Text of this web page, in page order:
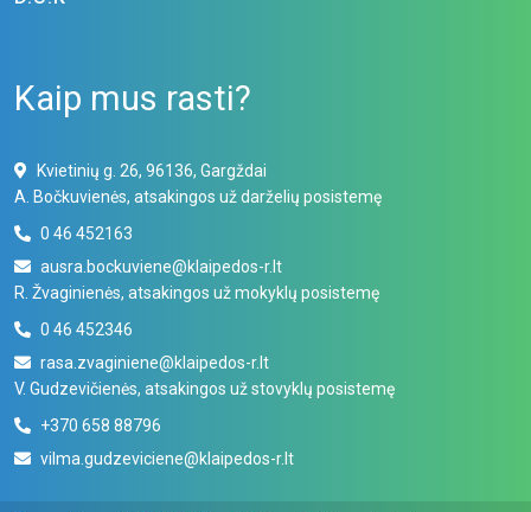
Kaip mus rasti?
Kvietinių g. 26, 96136, Gargždai
A. Bočkuvienės, atsakingos už darželių posistemę
0 46 452163
ausra.bockuviene@klaipedos-r.lt
R. Žvaginienės, atsakingos už mokyklų posistemę
0 46 452346
rasa.zvaginiene@klaipedos-r.lt
V. Gudzevičienės, atsakingos už stovyklų posistemę
+370 658 88796
vilma.gudzeviciene@klaipedos-r.lt